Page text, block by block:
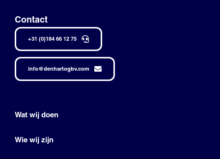
Contact
+31 (0)184 66 12 75
info@denhartogbv.com
Wat wij doen
Wie wij zijn